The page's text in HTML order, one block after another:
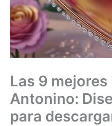
Las 9
Antonino:
para